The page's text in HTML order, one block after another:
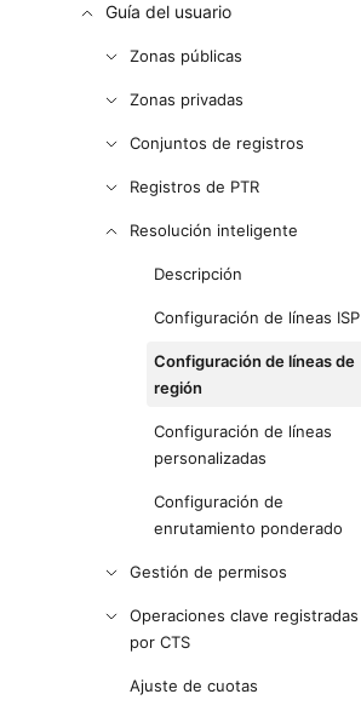
Guía del usuario
Zonas públicas
Zonas privadas
Conjuntos de registros
Registros de PTR
Resolución inteligente
Descripción
Configuración de líneas ISP
Configuración de líneas de
región
Configuración de líneas
personalizadas
Configuración de
enrutamiento ponderado
Gestión de permisos
Operaciones clave registradas
por CTS
Ajuste de cuotas